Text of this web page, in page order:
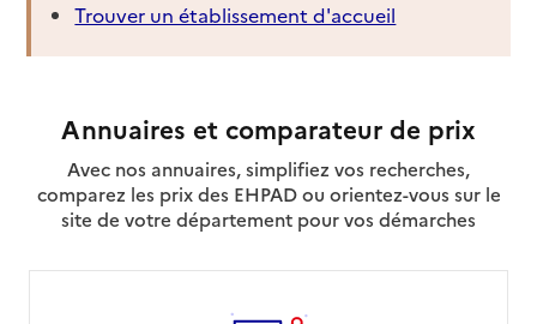
Trouver un établissement d'accueil
Annuaires et comparateur de prix
Avec nos annuaires, simplifiez vos recherches,
comparez les prix des EHPAD ou orientez-vous sur le
site de votre département pour vos démarches